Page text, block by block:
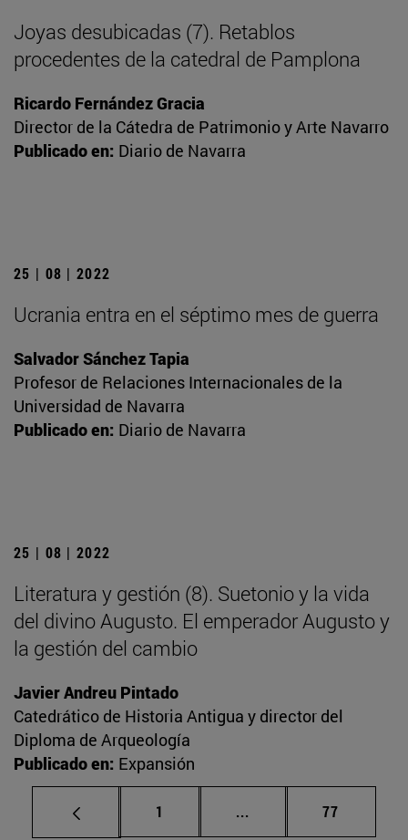
Joyas desubicadas (7). Retablos
procedentes de la catedral de Pamplona
Ricardo Fernández Gracia
Director de la Cátedra de Patrimonio y Arte Navarro
Publicado en: Diario de Navarra
25 | 08 | 2022
Ucrania entra en el séptimo mes de guerra
Salvador Sánchez Tapia
Profesor de Relaciones Internacionales de la
Universidad de Navarra
Publicado en: Diario de Navarra
25 | 08 | 2022
Literatura y gestión (8). Suetonio y la vida
del divino Augusto. El emperador Augusto y
la gestión del cambio
Javier Andreu Pintado
Catedrático de Historia Antigua y director del
Diploma de Arqueología
Publicado en: Expansión
Página
1 ... Páginas intermedias
Página
77